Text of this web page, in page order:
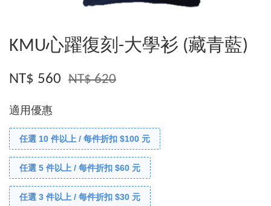
KMU心躍復刻-大學衫 (藏青藍)
NT$ 560 NT$ 620
適用優惠
任選 10 件以上 / 每件折扣 $100 元
任選 5 件以上 / 每件折扣 $60 元
任選 3 件以上 / 每件折扣 $30 元